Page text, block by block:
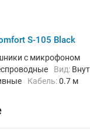
S-105 Black
с микрофоном
Вид:
кабель:0.7 м